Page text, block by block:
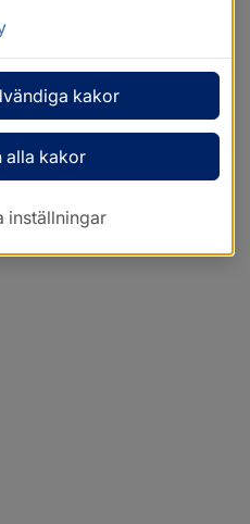
kakor
alla kakor
inställningar